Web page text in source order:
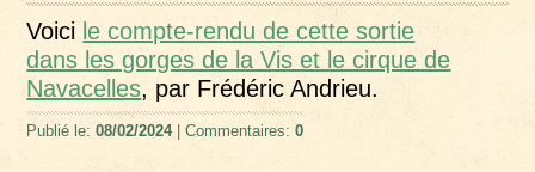
Voici le compte-rendu de cette sortie
dans les gorges de la Vis et le cirque de
Navacelles, par Frédéric Andrieu.
Publié le:08/02/2024| Commentaires:0